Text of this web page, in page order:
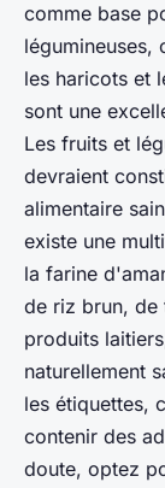
comme base
légumineuses,
les haricots et
sont une
Les fruits et
devraient
alimentaire
existe une
la farine
de riz brun, de
produits
naturellement
les étiquettes,
contenir des
doute, optez